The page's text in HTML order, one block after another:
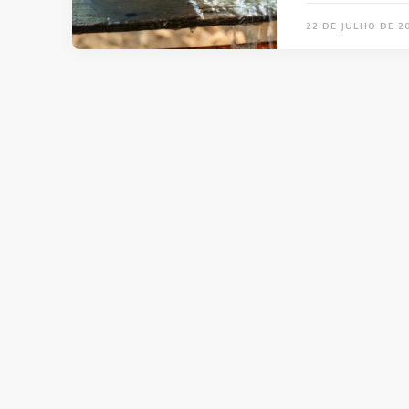
22 DE JULHO DE